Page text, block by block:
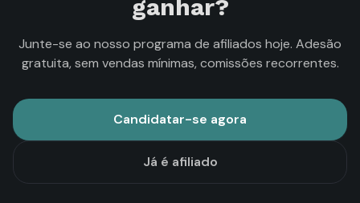
ganhar?
Junte-se ao nosso programa de afiliados hoje. Adesão
gratuita, sem vendas mínimas, comissões recorrentes.
Candidatar-se agora
Já é afiliado